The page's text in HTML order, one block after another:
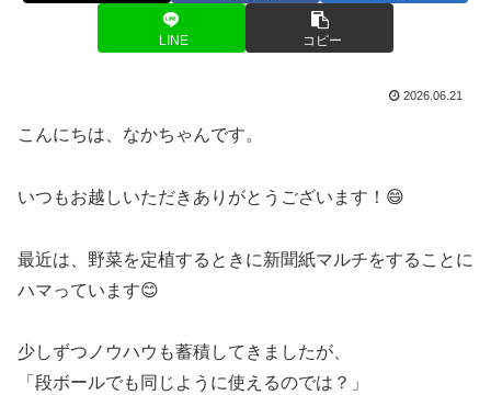
LINE コピー
2026.06.21
こんにちは、なかちゃんです。
いつもお越しいただきありがとうございます！😄
最近は、野菜を定植するときに新聞紙マルチをすることに
ハマっています😊
少しずつノウハウも蓄積してきましたが、
「段ボールでも同じように使えるのでは？」